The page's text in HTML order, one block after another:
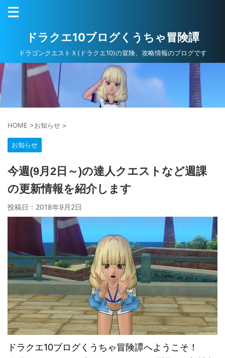
ドラクエ10ブログくうちゃ冒険譚
ドラゴンクエストＸ(ドラクエ10)の冒険、攻略情報のブログです
HOME >お知らせ >
お知らせ
今週(9月2日～)の達人クエストなど週課
の更新情報を紹介します
投稿日： 2018年9月2日
ドラクエ10ブログくうちゃ冒険譚へようこそ！